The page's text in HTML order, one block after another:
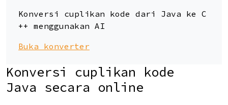
Konversi cuplikan kode dari Java ke C
++ menggunakan AI
Buka konverter
Konversi cuplikan kode
Java secara online